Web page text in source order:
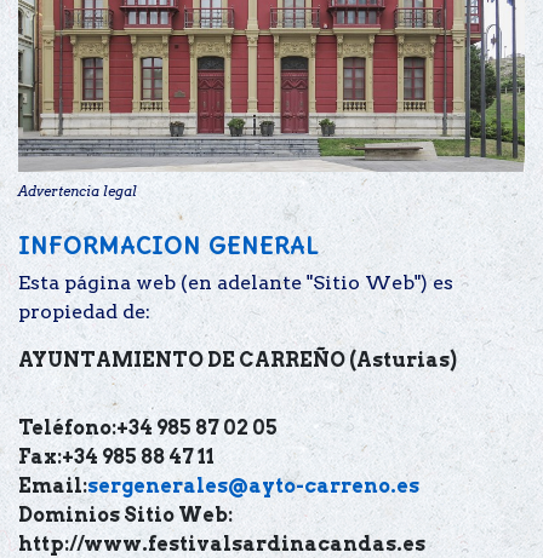
Advertencia legal
INFORMACION GENERAL
Esta página web (en adelante "Sitio Web") es
propiedad de:
AYUNTAMIENTO DE CARREÑO (Asturias)
Teléfono:+34 985 87 02 05
Fax:+34 985 88 47 11
Email:sergenerales@ayto-carreno.es
Dominios Sitio Web:
http://www.festivalsardinacandas.es